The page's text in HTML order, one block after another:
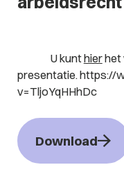
U kunthierhet
presentatie. https://
v=TljoYqHHhDc
Download